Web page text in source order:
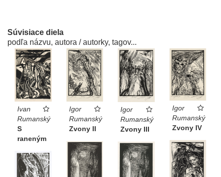
Súvisiace diela
podľa názvu, autora / autorky, tagov...
Ivan
Rumanský
S
raneným
Igor
Rumanský
Zvony II
Igor
Rumanský
Zvony III
Igor
Rumanský
Zvony IV